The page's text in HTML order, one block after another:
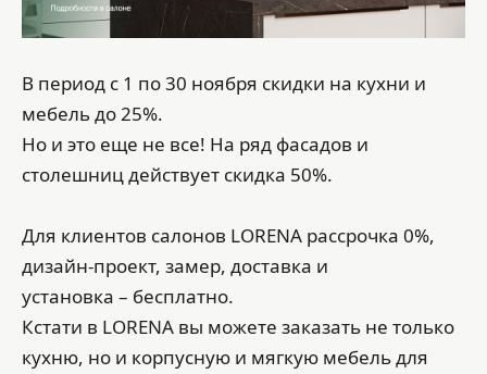
В период с 1 по 30 ноября скидки на кухни и
мебель до 25%.
Но и это еще не все! На ряд фасадов и
столешниц действует скидка 50%.
Для клиентов салонов LORENA рассрочка 0%,
дизайн-проект, замер, доставка и
установка – бесплатно.
Кстати в LORENA вы можете заказать не только
кухню, но и корпусную и мягкую мебель для